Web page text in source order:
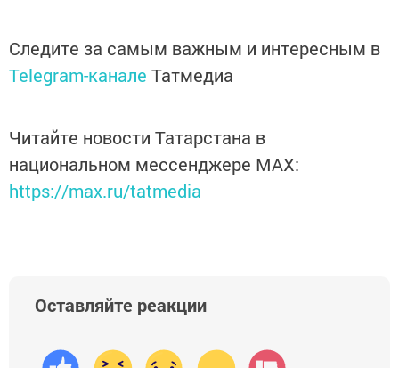
Следите за самым важным и интересным в
Telegram-канале Татмедиа
Читайте новости Татарстана в
национальном мессенджере MАХ:
https://max.ru/tatmedia
Оставляйте реакции